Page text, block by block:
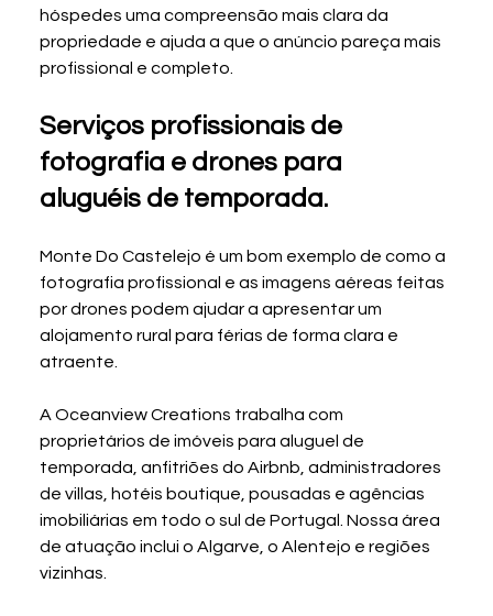
hóspedes uma compreensão mais clara da
propriedade e ajuda a que o anúncio pareça mais
profissional e completo.
Serviços profissionais de
fotografia e drones para
aluguéis de temporada.
Monte Do Castelejo é um bom exemplo de como a
fotografia profissional e as imagens aéreas feitas
por drones podem ajudar a apresentar um
alojamento rural para férias de forma clara e
atraente.
A Oceanview Creations trabalha com
proprietários de imóveis para aluguel de
temporada, anfitriões do Airbnb, administradores
de villas, hotéis boutique, pousadas e agências
imobiliárias em todo o sul de Portugal. Nossa área
de atuação inclui o Algarve, o Alentejo e regiões
vizinhas.